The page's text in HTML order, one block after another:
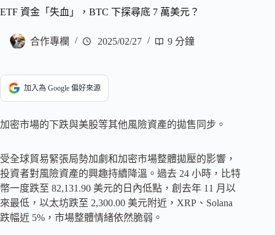
ETF 資金「失血」，BTC 下探尋底 7 萬美元？
合作專欄 2025/02/27 9 分鐘
加入為 Google 偏好來源
加密市場的下跌與美股等其他風險資產的拋售同步。
受全球貿易緊張局勢加劇和加密市場整體拋壓的影響，
投資者對風險資產的興趣持續降溫。過去 24 小時，比特
幣一度跌至 82,131.90 美元的日內低點，創去年 11 月以
來最低，以太坊跌至 2,300.00 美元附近，XRP、Solana
跌幅近 5%，市場整體情緒依然脆弱。